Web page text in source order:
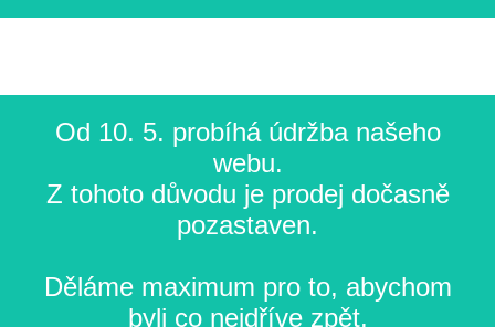
Od 10. 5. probíhá údržba našeho
webu.
Z tohoto důvodu je prodej dočasně
pozastaven.
Děláme maximum pro to, abychom
byli co nejdříve zpět.